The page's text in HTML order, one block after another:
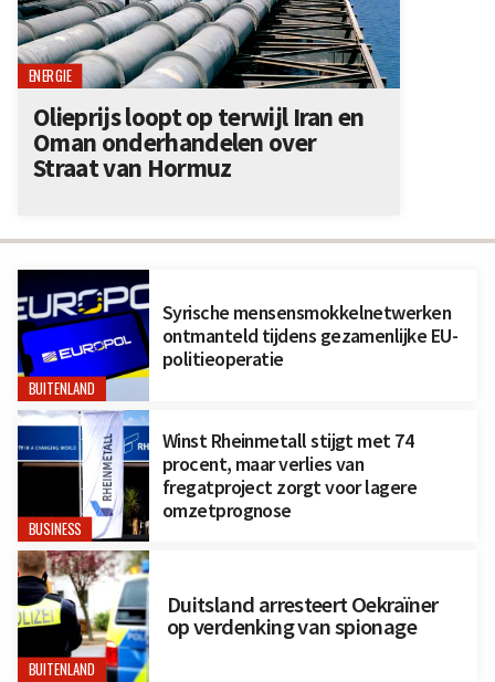
BUITENLAND
Syrische mensensmokkelnetwerken
ontmanteld tijdens gezamenlijke EU-
politieoperatie
BUSINESS
Winst Rheinmetall stijgt met 74
procent, maar verlies van
fregatproject zorgt voor lagere
omzetprognose
BUITENLAND
Duitsland arresteert Oekraïner
op verdenking van spionage
ENERGIE
Olieprijs loopt op terwijl Iran en
Oman onderhandelen over
Straat van Hormuz